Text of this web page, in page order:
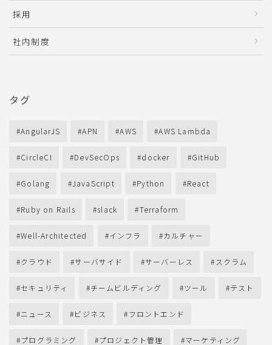
採用
社内制度
タグ
AngularJS APN AWS AWS Lambda
CircleCI DevSecOps docker GitHub
Golang JavaScript Python React
Ruby on Rails slack Terraform
Well-Architected インフラ カルチャー
クラウド サーバサイド サーバーレス スクラム
セキュリティ チームビルディング ツール テスト
ニュース ビジネス フロントエンド
プログラミング プロジェクト管理 マーケティング